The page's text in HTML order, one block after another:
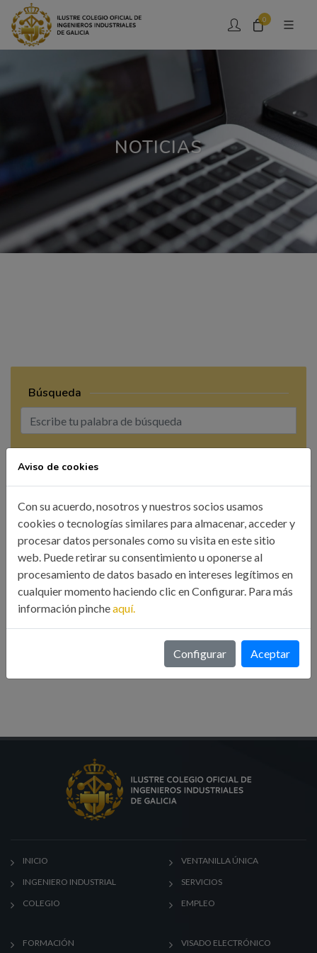
0
NOTICIAS
Búsqueda
CATEGORÍAS
Colegio
Eventos
INICIO
INGENIERO INDUSTRIAL
COLEGIO
VENTANILLA ÚNICA
SERVICIOS
EMPLEO
FORMACIÓN VISADO ELECTRÓNICO
Aviso de cookies
Con su acuerdo, nosotros y nuestros socios usamos
cookies o tecnologías similares para almacenar, acceder y
procesar datos personales como su visita en este sitio
web. Puede retirar su consentimiento u oponerse al
procesamiento de datos basado en intereses legítimos en
cualquier momento haciendo clic en Configurar. Para más
información pincheaquí.
Configurar Aceptar